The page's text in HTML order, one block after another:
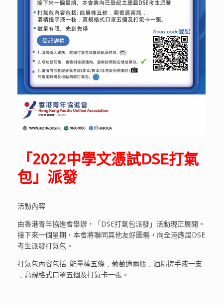
「2022中學文憑試DSE打氣
包」派發
活動內容
由香港青年協進會舉辦，「DSE打氣包派發」活動現正展開。
接下來一個星期，本會將聯同其他友好團體，向全港應屆DSE
考生派發打氣包。
打氣包內容包括: 能量棒五條﹑葡萄適兩瓶﹑酒精搓手液一支
﹑高規格式口罩五個及打氣卡一張。